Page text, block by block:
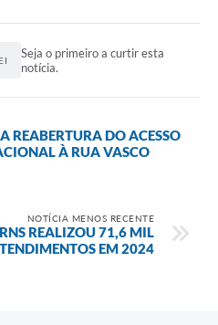
Seja o primeiro a curtir esta
notícia.
REABERTURA DO ACESSO
À RUA VASCO
NOTÍCIA MENOS RECENTE
REALIZOU 71,6 MIL
EM 2024